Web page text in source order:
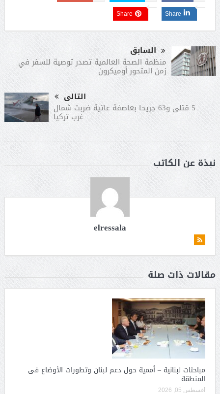
Share
Share
السابق
منظمة الصحة العالمية تصدر توصية للسفر في
زمن المتحور أوميكرون
التالى
5 قتلى و63 جريحا بعاصفة عاتية ضربت شمال
غرب تركيا
نبذة عن الكاتب
elressala
مقالات ذات صلة
مباحثات لبنانية – أممية حول دعم لبنان وتطورات الأوضاع فى
المنطقة
أغسطس 05, 2026